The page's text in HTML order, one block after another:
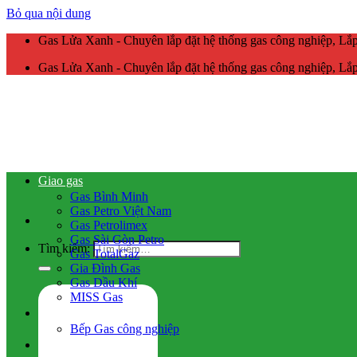
Bỏ qua nội dung
Gas Lửa Xanh - Chuyên lắp đặt hệ thống gas công nghiệp,
Gas Lửa Xanh - Chuyên lắp đặt hệ thống gas công nghiệp,
Tìm kiếm:
Giao gas
Gas Bình Minh
Gas Petro Việt Nam
Gas Petrolimex
Gas Sài Gòn Petro
Gas TotalGaz
Gia Đình Gas
Gas Dầu Khí
MISS Gas
Bếp Gas công nghiệp